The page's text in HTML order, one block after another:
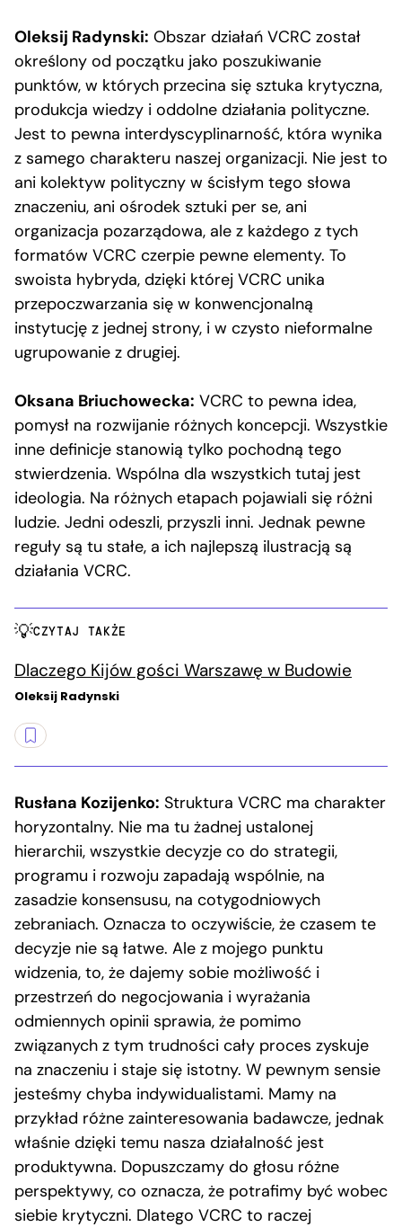
Oleksij Radynski: Obszar działań VCRC został
określony od początku jako poszukiwanie
punktów, w których przecina się sztuka krytyczna,
produkcja wiedzy i oddolne działania polityczne.
Jest to pewna interdyscyplinarność, która wynika
z samego charakteru naszej organizacji. Nie jest to
ani kolektyw polityczny w ścisłym tego słowa
znaczeniu, ani ośrodek sztuki per se, ani
organizacja pozarządowa, ale z każdego z tych
formatów VCRC czerpie pewne elementy. To
swoista hybryda, dzięki której VCRC unika
przepoczwarzania się w konwencjonalną
instytucję z jednej strony, i w czysto nieformalne
ugrupowanie z drugiej.
Oksana Briuchowecka: VCRC to pewna idea,
pomysł na rozwijanie różnych koncepcji. Wszystkie
inne definicje stanowią tylko pochodną tego
stwierdzenia. Wspólna dla wszystkich tutaj jest
ideologia. Na różnych etapach pojawiali się różni
ludzie. Jedni odeszli, przyszli inni. Jednak pewne
reguły są tu stałe, a ich najlepszą ilustracją są
działania VCRC.
CZYTAJ TAKŻE
Dlaczego Kijów gości Warszawę w Budowie
Oleksij Radynski
Rusłana Kozijenko: Struktura VCRC ma charakter
horyzontalny. Nie ma tu żadnej ustalonej
hierarchii, wszystkie decyzje co do strategii,
programu i rozwoju zapadają wspólnie, na
zasadzie konsensusu, na cotygodniowych
zebraniach. Oznacza to oczywiście, że czasem te
decyzje nie są łatwe. Ale z mojego punktu
widzenia, to, że dajemy sobie możliwość i
przestrzeń do negocjowania i wyrażania
odmiennych opinii sprawia, że pomimo
związanych z tym trudności cały proces zyskuje
na znaczeniu i staje się istotny. W pewnym sensie
jesteśmy chyba indywidualistami. Mamy na
przykład różne zainteresowania badawcze, jednak
właśnie dzięki temu nasza działalność jest
produktywna. Dopuszczamy do głosu różne
perspektywy, co oznacza, że potrafimy być wobec
siebie krytyczni. Dlatego VCRC to raczej